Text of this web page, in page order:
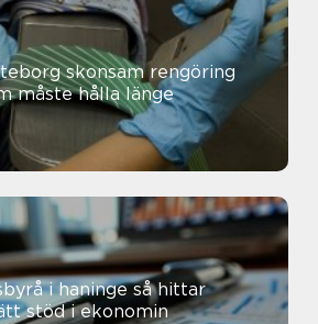
rengöring
måste hålla länge
i haninge så hittar
stöd i ekonomin